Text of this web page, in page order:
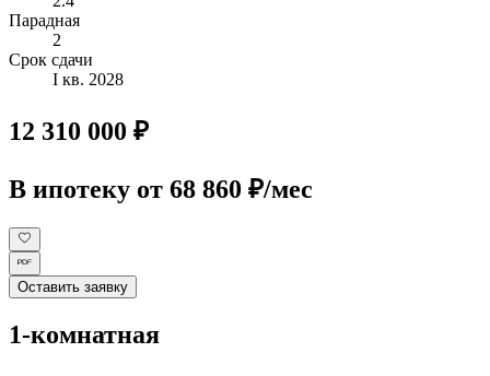
Парадная
2
Срок сдачи
I кв. 2028
12 310 000 ₽
В ипотеку от 68 860 ₽/мес
Оставить заявку
1-комнатная